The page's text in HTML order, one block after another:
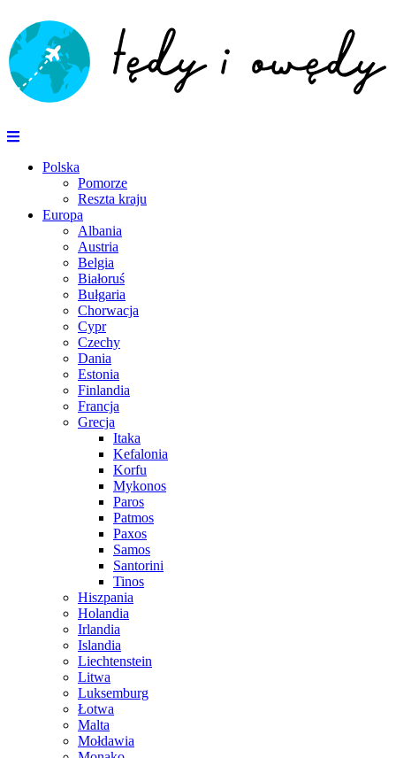
Polska
Pomorze
Reszta kraju
Europa
Albania
Austria
Belgia
Białoruś
Bułgaria
Chorwacja
Cypr
Czechy
Dania
Estonia
Finlandia
Francja
Grecja
Itaka
Kefalonia
Korfu
Mykonos
Paros
Patmos
Paxos
Samos
Santorini
Tinos
Hiszpania
Holandia
Irlandia
Islandia
Liechtenstein
Litwa
Luksemburg
Łotwa
Malta
Mołdawia